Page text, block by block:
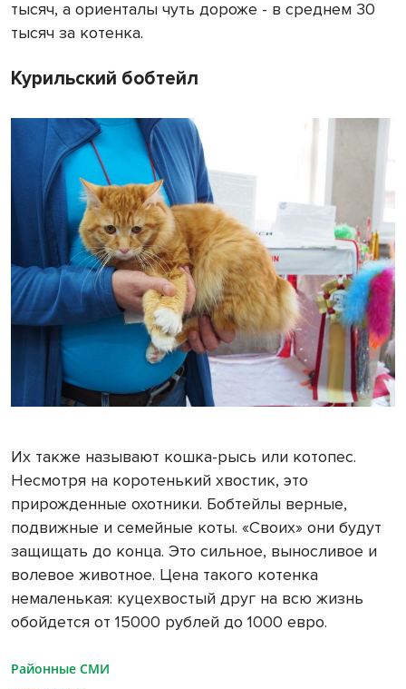
тысяч, а ориенталы чуть дороже - в среднем 30
тысяч за котенка.
Курильский бобтейл
Их также называют кошка-рысь или котопес.
Несмотря на коротенький хвостик, это
прирожденные охотники. Бобтейлы верные,
подвижные и семейные коты. «Своих» они будут
защищать до конца. Это сильное, выносливое и
волевое животное. Цена такого котенка
немаленькая: куцехвостый друг на всю жизнь
обойдется от 15000 рублей до 1000 евро.
Районные СМИ